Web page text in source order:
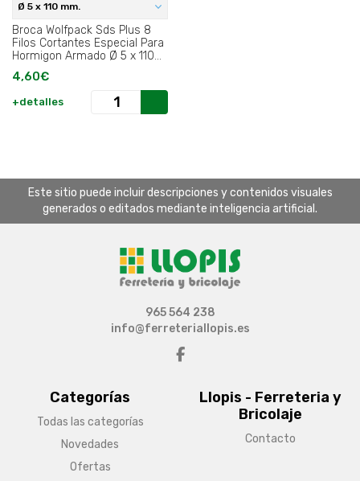
Ø 5 x 110 mm.
Broca Wolfpack Sds Plus 8
Filos Cortantes Especial Para
Hormigon Armado Ø 5 x 110
mm..
4,60€
+detalles
Este sitio puede incluir descripciones y contenidos visuales
generados o editados mediante inteligencia artificial.
Categorías
Todas las categorías
Novedades
Ofertas
Llopis - Ferreteria y
Bricolaje
Contacto
965 564 238
info@ferreteriallopis.es